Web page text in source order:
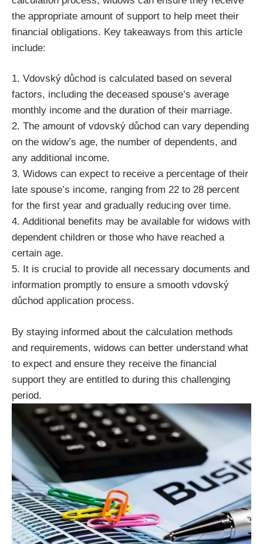
the appropriate amount of support to help meet their
financial obligations. Key takeaways from this article
include:
1. Vdovský důchod is calculated based on several
factors, including the deceased spouse’s average
monthly income and the duration of their marriage.
2. The amount of vdovský důchod can vary depending
on the widow’s age, the number of dependents, and
any additional income.
3. Widows can expect to receive a percentage of their
late spouse’s income, ranging from 22 to 28 percent
for the first year and gradually reducing over time.
4. Additional benefits may be available for widows with
dependent children or those who have reached a
certain age.
5. It is crucial to provide all necessary documents and
information promptly to ensure a smooth vdovský
důchod application process.
By staying informed about the calculation methods
and requirements, widows can better understand what
to expect and ensure they receive the financial
support they are entitled to during this challenging
period.